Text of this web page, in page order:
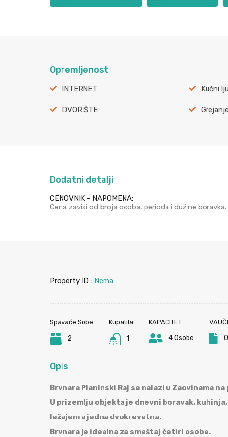
Opremljenost
INTERNET Kućni
DVORIŠTE
Dodatni detalji
CENOVNIK - NAPOMENA:
Cena zavisi od broja osoba, perioda i dužine
Property ID : Nema
Spavaće Sobe
2
Kupatila
1
KAPACITET
4 Osobe
Opis
Brvnara Planinski Raj se nalazi u Zaovinama
U prizemlju objekta je dnevni boravak,
ležajem a jedna dvokrevetna.
Brvnara je idealna za smeštaj četiri osobe.